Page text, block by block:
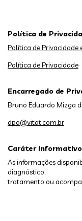
Caráter Informativo
As informações
diagnóstico,
tratamento ou
Política de
Política de Privacidade
Política de Privacidade
Encarregado de
Bruno Eduardo Mizga
dpo@vitat.com.br